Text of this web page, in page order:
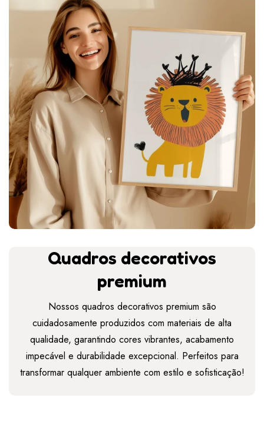
Quadros decorativos
premium
Nossos quadros decorativos premium são
cuidadosamente produzidos com materiais de alta
qualidade, garantindo cores vibrantes, acabamento
impecável e durabilidade excepcional. Perfeitos para
transformar qualquer ambiente com estilo e sofisticação!